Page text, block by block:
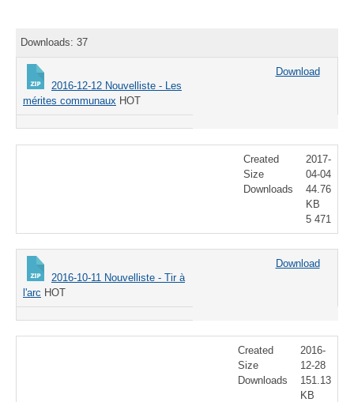
Downloads: 37
2016-12-12 Nouvelliste - Les
mérites communaux HOT
Download
Created
Size
Downloads
2017-
04-04
44.76
KB
5 471
2016-10-11 Nouvelliste - Tir à
l'arc HOT
Download
Created
Size
Downloads
2016-
12-28
151.13
KB